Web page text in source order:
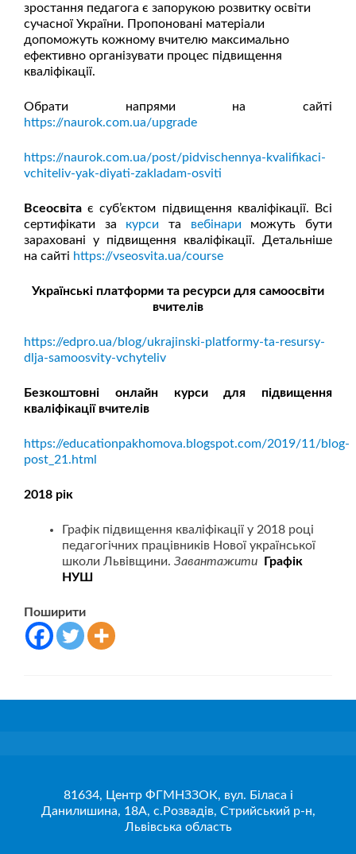
зростання педагога є запорукою розвитку освіти
сучасної України. Пропоновані матеріали
допоможуть кожному вчителю максимально
ефективно організувати процес підвищення
кваліфікації.
Обрати напрями на сайті
https://naurok.com.ua/upgrade
https://naurok.com.ua/post/pidvischennya-kvalifikaci-
vchiteliv-yak-diyati-zakladam-osviti
Всеосвітає суб’єктом підвищення кваліфікації. Всі
сертифікати за курси та вебінари можуть бути
зараховані у підвищення кваліфікації. Детальніше
на сайті https://vseosvita.ua/course
Українські платформи та ресурси для самоосвіти
вчителів
https://edpro.ua/blog/ukrajinski-platformy-ta-resursy-
dlja-samoosvity-vchyteliv
Безкоштовні онлайн курси для підвищення
кваліфікації вчителів
https://educationpakhomova.blogspot.com/2019/11/blog-
post_21.html
2018 рік
Графік підвищення кваліфікації у 2018 році
педагогічних працівників Нової української
школи Львівщини. Завантажити Графік
НУШ
Поширити
81634, Центр ФГМНЗЗОК, вул. Біласа і
Данилишина, 18А, с.Розвадів, Стрийський р-н,
Львівська область